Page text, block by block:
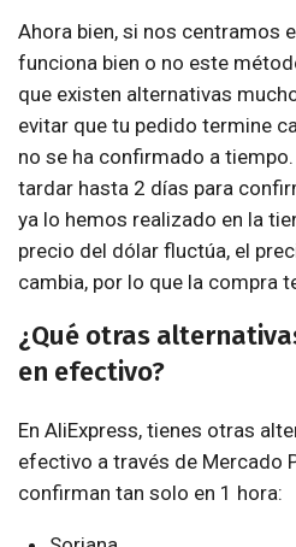
Ahora bien, si nos centramos
funciona bien o no este
que existen alternativas
evitar que tu pedido termine
no se ha confirmado a
tardar hasta 2 días para
ya lo hemos realizado en la
precio del dólar fluctúa, el
cambia, por lo que la compra
¿Qué otras
en efectivo?
En AliExpress, tienes otras
efectivo a través de Mercado
confirman tan solo en 1 hora: